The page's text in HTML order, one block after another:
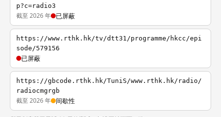
p?c=radio3
截至 2026 年 已屏蔽
https://www.rthk.hk/tv/dtt31/programme/hkcc/epi
sode/579156
已屏蔽
https://gbcode.rthk.hk/TuniS/www.rthk.hk/radio/
radiocmgrgb
截至 2026 年 间歇性